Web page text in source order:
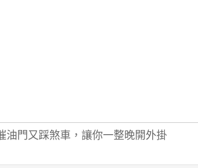
油門又踩煞車，讓你一整晚開外掛